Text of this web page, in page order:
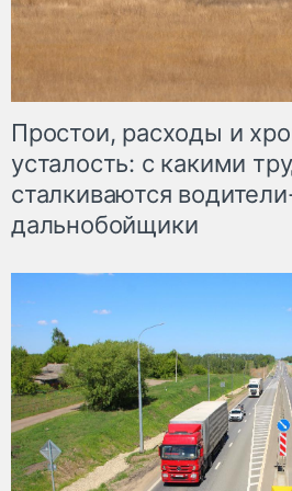
Простои, расходы и
усталость: с какими
сталкиваются
дальнобойщики